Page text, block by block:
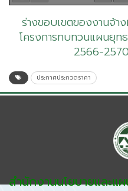
ร่างขอบเขตของงานจ้า
โครงการทบทวนแผนยุท
2566-
ประกาศประกวดราคา
สำนักงานนโยบายและแ